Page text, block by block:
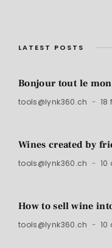
LATEST POSTS
Bonjour tout le
tools@lynk360.ch 18
Wines created by
tools@lynk360.ch 10
How to sell wine
tools@lynk360.ch 10